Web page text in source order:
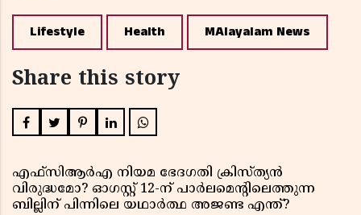
Lifestyle Health MAlayalam News
Share this story
എഫ്സിആർഎ നിയമ ഭേദഗതി ക്രിസ്ത്യൻ
വിരുദ്ധമോ? ഓഗസ്റ്റ് 12-ന് പാർലമെന്റിലെത്തുന്ന
ബില്ലിന് പിന്നിലെ യഥാർത്ഥ അജണ്ട എന്ത്?